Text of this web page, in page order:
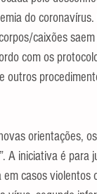
do
caixões
com os
outros
orientações,
A iniciativa é para
em casos